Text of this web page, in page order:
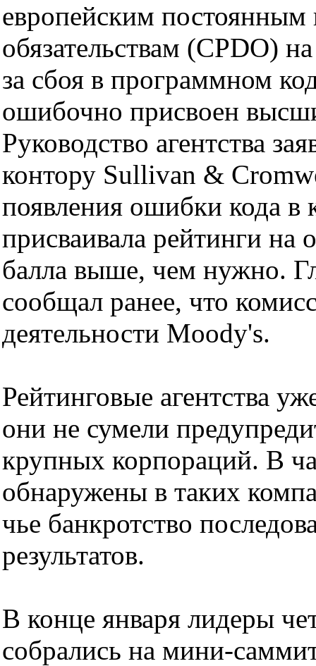
европейским
обязательствам (CPDO)
за сбоя в программном
ошибочно присвоен
Руководство агентства
контору Sullivan &
появления ошибки кода в
присваивала рейтинги на
балла выше, чем нужно.
сообщал ранее, что
деятельности Moody's.
Рейтинговые агентства
они не сумели
крупных корпораций. В
обнаружены в таких
чье банкротство
результатов.
В конце января лидеры
собрались на мини-